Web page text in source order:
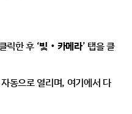
릭한 후 ‘빛‧카메라’ 탭을 클
동으로 열리며, 여기에서 다